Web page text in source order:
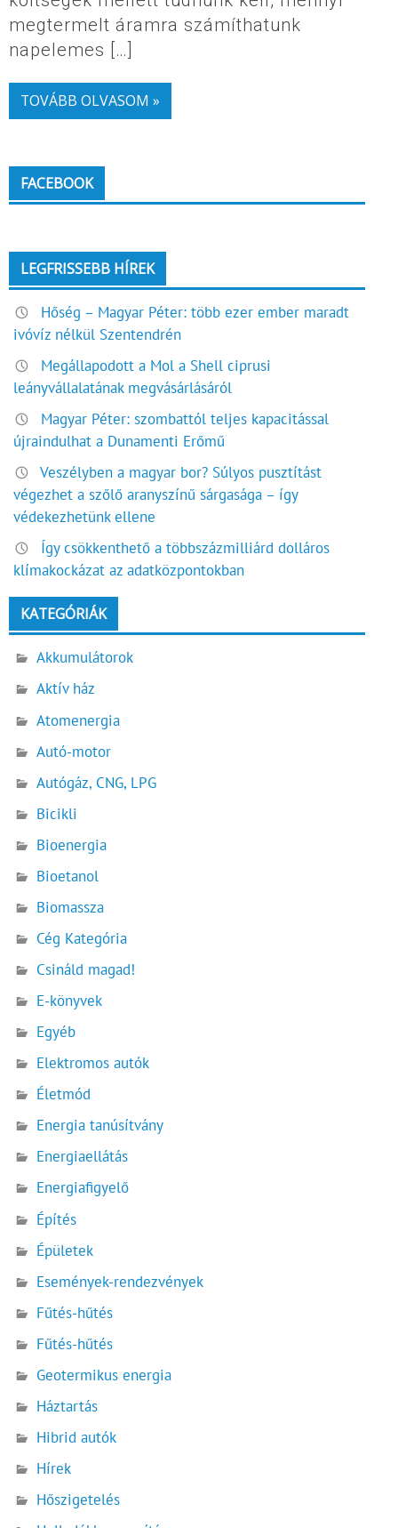
megtermelt áramra számíthatunk
napelemes […]
TOVÁBB OLVASOM »
FACEBOOK
LEGFRISSEBB HÍREK
Hőség – Magyar Péter: több ezer ember maradt
ivóvíz nélkül Szentendrén
Megállapodott a Mol a Shell ciprusi
leányvállalatának megvásárlásáról
Magyar Péter: szombattól teljes kapacitással
újraindulhat a Dunamenti Erőmű
Veszélyben a magyar bor? Súlyos pusztítást
végezhet a szőlő aranyszínű sárgasága – így
védekezhetünk ellene
Így csökkenthető a többszázmilliárd dolláros
klímakockázat az adatközpontokban
KATEGÓRIÁK
Akkumulátorok
Aktív ház
Atomenergia
Autó-motor
Autógáz, CNG, LPG
Bicikli
Bioenergia
Bioetanol
Biomassza
Cég Kategória
Csináld magad!
E-könyvek
Egyéb
Elektromos autók
Életmód
Energia tanúsítvány
Energiaellátás
Energiafigyelő
Építés
Épületek
Események-rendezvények
Fűtés-hűtés
Fűtés-hűtés
Geotermikus energia
Háztartás
Hibrid autók
Hírek
Hőszigetelés